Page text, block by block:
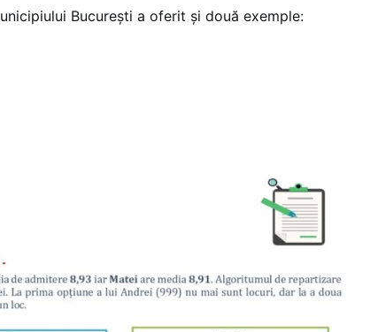
București a oferit și două exemple: